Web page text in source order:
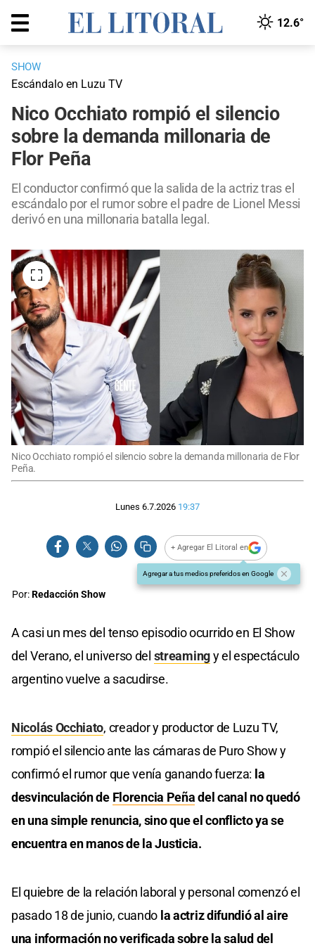
12.6°
SHOW
Escándalo en Luzu TV
Nico Occhiato rompió el silencio
sobre la demanda millonaria de
Flor Peña
El conductor confirmó que la salida de la actriz tras el
escándalo por el rumor sobre el padre de Lionel Messi
derivó en una millonaria batalla legal.
Nico Occhiato rompió el silencio sobre la demanda millonaria de Flor
Peña.
Lunes 6.7.2026 19:37
+ Agregar El Litoral en
Agregar a tus medios preferidos en Google
Por:Redacción Show
A casi un mes del tenso episodio ocurrido en El Show
del Verano, el universo del streamingy el espectáculo
argentino vuelve a sacudirse.
Nicolás Occhiato, creador y productor de Luzu TV,
rompió el silencio ante las cámaras de Puro Show y
confirmó el rumor que venía ganando fuerza: la
desvinculación de Florencia Peñadel canal no quedó
en una simple renuncia, sino que el conflicto ya se
encuentra en manos de la Justicia.
El quiebre de la relación laboral y personal comenzó el
pasado 18 de junio, cuando la actriz difundió al aire
una información no verificada sobre la salud del